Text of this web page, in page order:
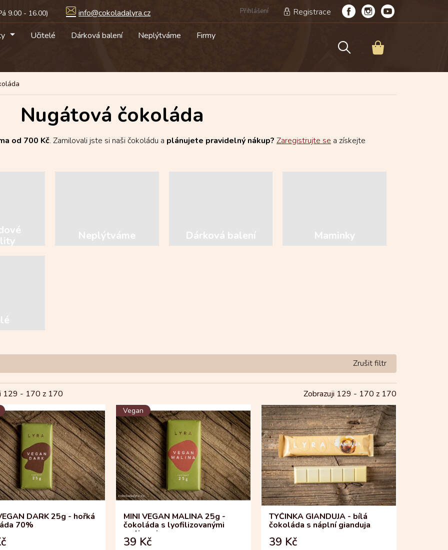
info@cokoladalyra.cz Přihlášení Registrace
NÁKUPNÍ
Učitelé Dárková balení Neplýtváme Firmy
Nugátová čokoláda
od 700 Kč. Zamilovali jste si naši čokoládu a plánujete pravidelný nákup? Zaregistrujte se a získejte
Neplýtváme Dárková balení Maminky
129 - 170 z 170 Zobrazuji 129 - 170 z 170
DARK 25g - hořká
70%
Vegan
MINI VEGAN MALINA 25g -
čokoláda s lyofilizovanými
malinami
39 Kč
TYČINKA GIANDUJA - bílá
čokoláda s náplní gianduja
39 Kč